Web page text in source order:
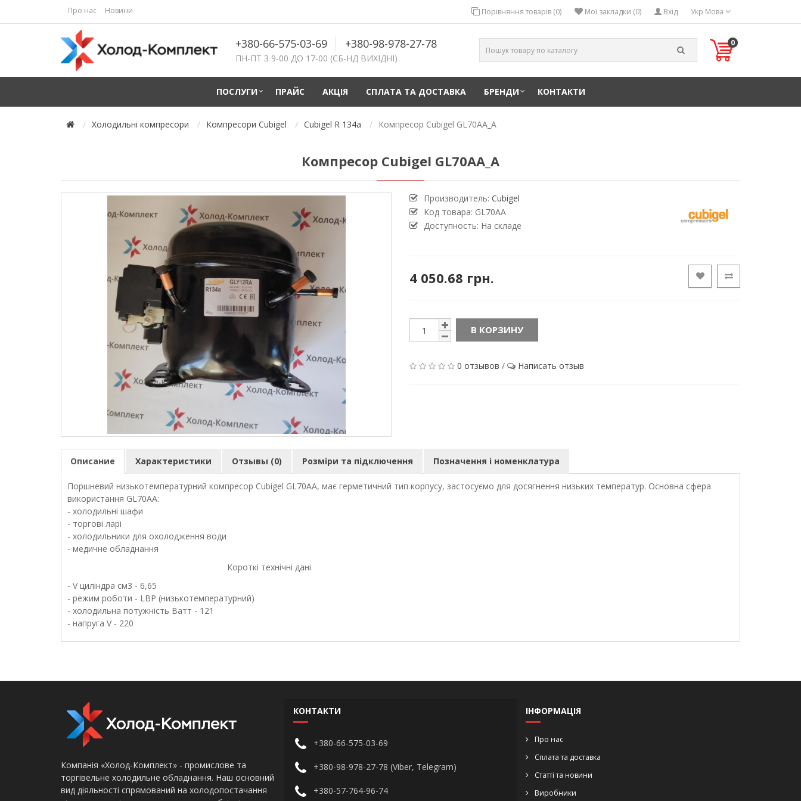
Про нас Новини Укр Мова
Вхід
Мої закладки (0)
Порівняння товарів (0)
+380-66-575-03-69 +380-98-978-27-78
ПН-ПТ З 9-00 ДО 17-00 (СБ-НД ВИХІДНІ)
0
ПОСЛУГИ ПРАЙС АКЦІЯ СПЛАТА ТА ДОСТАВКА БРЕНДИ КОНТАКТИ
Холодильні компресори Компресори Cubigel Cubigel R 134a Компресор Cubigel GL70AA_A
Компресор Cubigel GL70AA_A
Производитель: Cubigel
Код товара: GL70AA
Доступность: На складе
4 050.68 грн.
В КОРЗИНУ
0 отзывов / Написать отзыв
Описание Характеристики Отзывы (0) Розміри та підключення Позначення і номенклатура
Поршневий низькотемпературний компресор Cubigel GL70AA, має герметичний тип корпусу, застосуємо для досягнення низьких температур. Основна сфера
використання GL70AA:
- холодильні шафи
- торгові ларі
- холодильники для охолодження води
- медичне обладнання
Короткі технічні дані
- V циліндра см3 - 6,65
- режим роботи - LBP (низькотемпературний)
- холодильна потужність Ватт - 121
- напруга V - 220
Компанія «Холод-Комплект» - промислове та
торгівельне холодильне обладнання. Наш основний
вид діяльності спрямований на холодопостачання
КОНТАКТИ
+380-66-575-03-69
+380-98-978-27-78 (Viber, Telegram)
+380-57-764-96-74
ІНФОРМАЦІЯ
Про нас
Сплата та доставка
Статті та новини
Виробники